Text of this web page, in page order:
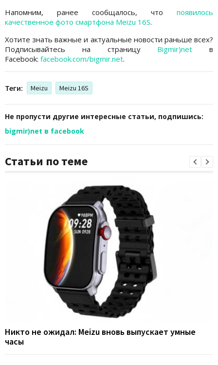
Напомним, ранее сообщалось, что появилось
качественное фото смартфона Meizu 16S.
Хотите знать важные и актуальные новости раньше всех?
Подписывайтесь на страницу Bigmir)net в
Facebook: facebook.com/bigmir.net.
Теги: Meizu Meizu 16S
Не пропусти другие интересные статьи, подпишись:
bigmir)net в facebook
Статьи по теме
Никто не ожидал: Meizu вновь выпускает умные
часы